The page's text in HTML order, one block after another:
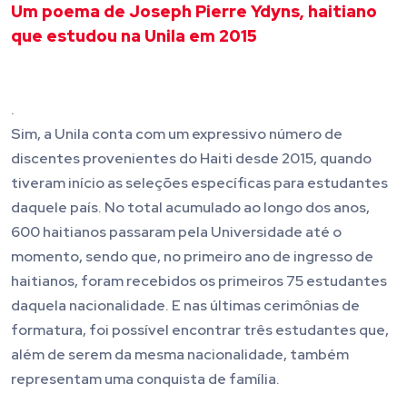
Um poema de Joseph Pierre Ydyns, haitiano
que estudou na Unila em 2015
.
Sim, a Unila conta com um expressivo número de
discentes provenientes do Haiti desde 2015, quando
tiveram início as seleções específicas para estudantes
daquele país. No total acumulado ao longo dos anos,
600 haitianos passaram pela Universidade até o
momento, sendo que, no primeiro ano de ingresso de
haitianos, foram recebidos os primeiros 75 estudantes
daquela nacionalidade. E nas últimas cerimônias de
formatura, foi possível encontrar três estudantes que,
além de serem da mesma nacionalidade, também
representam uma conquista de família.